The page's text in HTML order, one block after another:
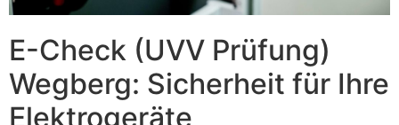
E-Check (UVV Prüfung)
Wegberg: Sicherheit für Ihre
Elektrogeräte